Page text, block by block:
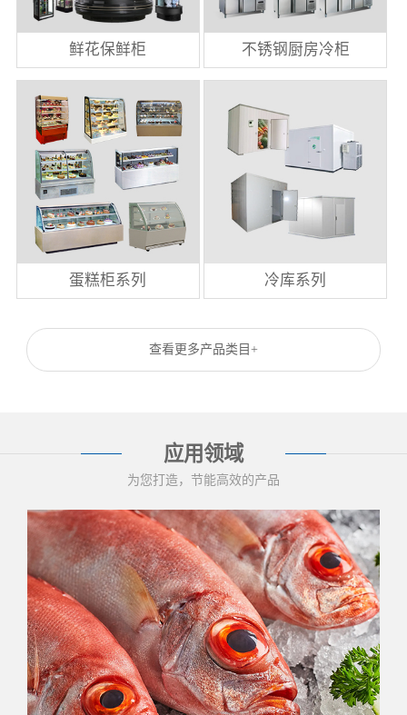
鲜花保鲜柜 不锈钢厨房冷柜
蛋糕柜系列 冷库系列
查看更多产品类目+
应用领域
为您打造，节能高效的产品